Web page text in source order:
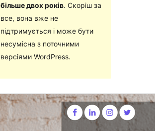
більше двох років. Скоріш за
все, вона вже не
підтримується і може бути
несумісна з поточними
версіями WordPress.